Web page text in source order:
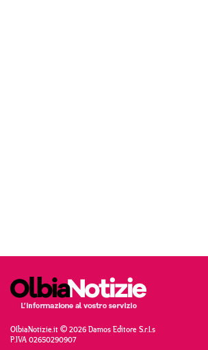
OlbiaNotizie.it © 2026 Damos Editore S.r.l.s
P.IVA 02650290907